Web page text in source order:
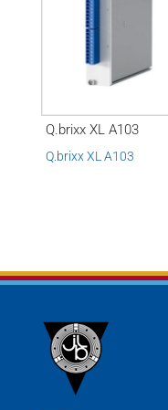
Q.brixx XL A103
Q.brixx XL A103